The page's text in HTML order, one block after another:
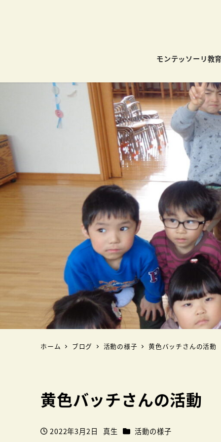
モンテッソーリ教
ホーム ブログ 活動の様子 黄色バッチさんの活動
黄色バッチさんの活動
投稿日
2022年3月2日
著
真生 カテゴリー
活動の様子